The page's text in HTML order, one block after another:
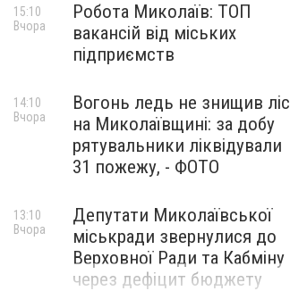
Робота Миколаїв: ТОП
вакансій від міських
підприємств
15:10
Вчора
Вогонь ледь не знищив ліс
на Миколаївщині: за добу
рятувальники ліквідували
31 пожежу, - ФОТО
14:10
Вчора
Депутати Миколаївської
міськради звернулися до
Верховної Ради та Кабміну
через дефіцит бюджету
13:10
Вчора